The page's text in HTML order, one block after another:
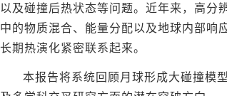
以及碰撞后热状态等问题。近年来，高分
中的物质混合、能量分配以及地球内部响
长期热演化紧密联系起来。
本报告将系统回顾月球形成大碰撞模